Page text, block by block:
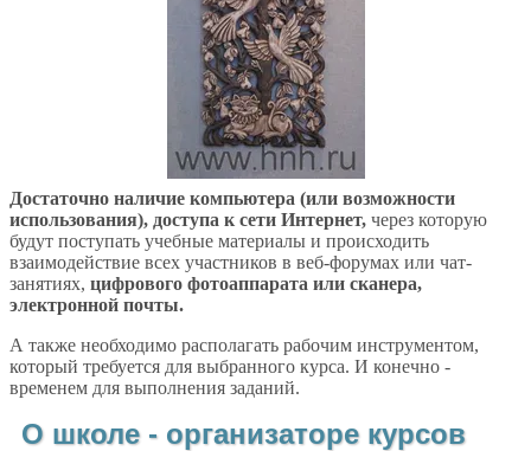
Достаточно наличие компьютера (или возможности
использования), доступа к сети Интернет, через которую
будут поступать учебные материалы и происходить
взаимодействие всех участников в веб-форумах или чат-
занятиях, цифрового фотоаппарата или сканера,
электронной почты.
А также необходимо располагать рабочим инструментом,
который требуется для выбранного курса. И конечно -
временем для выполнения заданий.
О школе - организаторе курсов